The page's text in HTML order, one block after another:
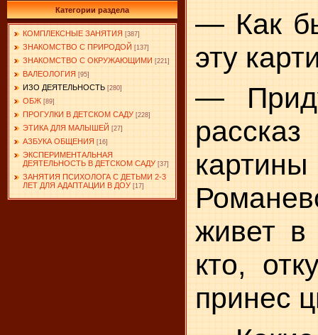
Категории раздела
КОМПЛЕКСНЫЕ ЗАНЯТИЯ [387]
ЗНАКОМСТВО С ПРИРОДОЙ [137]
ЗНАКОМСТВО С ОКРУЖАЮЩИМИ [221]
ВАЛЕОЛОГИЯ [95]
ИЗО ДЕЯТЕЛЬНОСТЬ [280]
ОБЖ [89]
ПРОГУЛКИ В ДЕТСКОМ САДУ [228]
ЭТИКА ДЛЯ МАЛЫШЕЙ [27]
АЗБУКА ОБЩЕНИЯ [16]
ЭКСПЕРИМЕНТАЛЬНАЯ
ДЕЯТЕЛЬНОСТЬ В ДЕТСКОМ САДУ [37]
ЗАНЯТИЯ ПСИХОЛОГА С ДЕТЬМИ 2-3
ЛЕТ ДЛЯ АДАПТАЦИИ В ДОУ [17]
— Как
эту
—
живет
кто,
принес